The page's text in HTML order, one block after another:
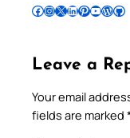
Follow Pradeep on Facebook Follow Pradeep on InstagramFollow Pradeep on X Follow Pradeep on LinkedIn Follow Pradeep on Pinterest Subscribe to Pradeep’s Youtube Channel Follow Pradeep on WordPress Follow Pradeep on GitHub
Leave a
Your email
fields are marked